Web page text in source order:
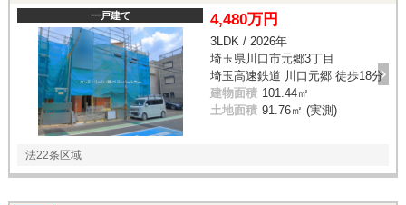
一戸建て 4,480万円
3LDK / 2026年
埼玉県川口市元郷3丁目
埼玉高速鉄道 川口元郷 徒歩18分
建物面積 101.44㎡
土地面積 91.76㎡ (実測)
法22条区域